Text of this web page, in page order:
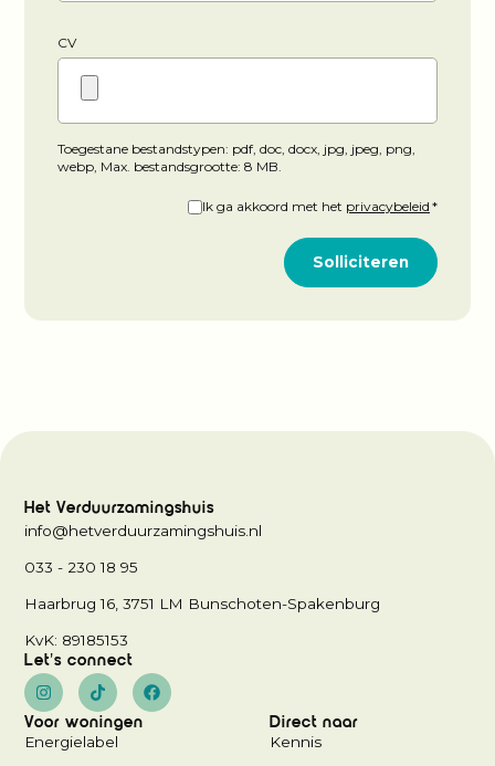
CV
Toegestane bestandstypen: pdf, doc, docx, jpg, jpeg, png,
webp, Max. bestandsgrootte: 8 MB.
Ik ga akkoord met het privacybeleid *
Het Verduurzamingshuis
info@hetverduurzamingshuis.nl
033 - 230 18 95
Haarbrug 16, 3751 LM Bunschoten-Spakenburg
KvK: 89185153
Let's connect
Voor woningen
Energielabel
Direct naar
Kennis